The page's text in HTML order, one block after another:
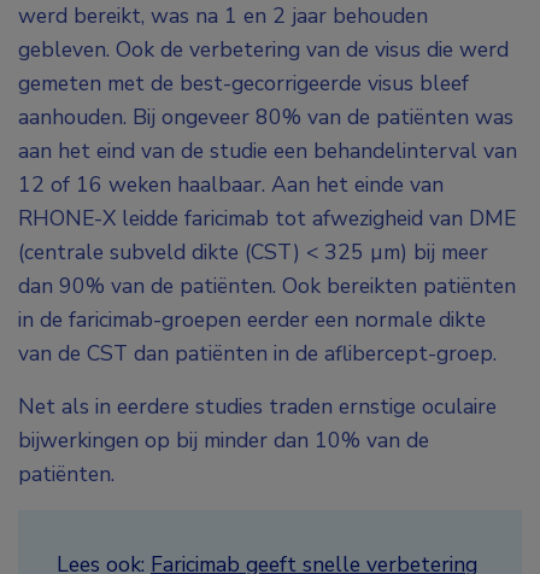
werd bereikt, was na 1 en 2 jaar behouden
gebleven. Ook de verbetering van de visus die werd
gemeten met de best-gecorrigeerde visus bleef
aanhouden. Bij ongeveer 80% van de patiënten was
aan het eind van de studie een behandelinterval van
12 of 16 weken haalbaar. Aan het einde van
RHONE-X leidde faricimab tot afwezigheid van DME
(centrale subveld dikte (CST) < 325 µm) bij meer
dan 90% van de patiënten. Ook bereikten patiënten
in de faricimab-groepen eerder een normale dikte
van de CST dan patiënten in de aflibercept-groep.
Net als in eerdere studies traden ernstige oculaire
bijwerkingen op bij minder dan 10% van de
patiënten.
Lees ook: Faricimab geeft snelle verbetering